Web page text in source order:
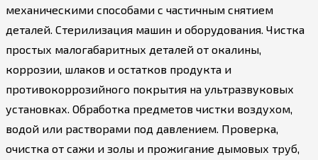
механическими способами с частичным снятием
деталей. Стерилизация машин и оборудования. Чистка
простых малогабаритных деталей от окалины,
коррозии, шлаков и остатков продукта и
противокоррозийного покрытия на ультразвуковых
установках. Обработка предметов чистки воздухом,
водой или растворами под давлением. Проверка,
очистка от сажи и золы и прожигание дымовых труб,